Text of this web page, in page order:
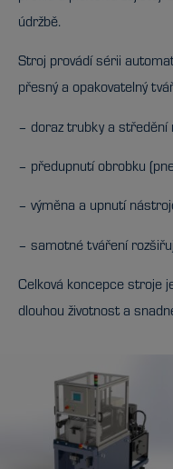
údržbě.
Stroj provádí sérii
přesný a opakovatelný
– doraz trubky a středění
– předupnutí obrobku
– výměna a upnutí
– samotné tváření
Celková koncepce stroje
dlouhou životnost a